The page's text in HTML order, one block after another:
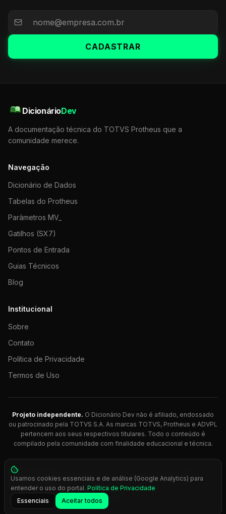
CADASTRAR
DicionárioDev
A documentação técnica do TOTVS Protheus que a
comunidade merece.
Navegação
Dicionário de Dados
Tabelas do Protheus
Parâmetros MV_
Gatilhos (SX7)
Pontos de Entrada
Guias Técnicos
Blog
Institucional
Sobre
Contato
Política de Privacidade
Termos de Uso
Projeto independente. O Dicionário Dev não é afiliado, endossado
ou patrocinado pela TOTVS S.A. As marcas TOTVS, Protheus e ADVPL
pertencem aos seus respectivos titulares. Todo o conteúdo é
compilado pela comunidade com finalidade educacional e técnica.
© 2026 Dicionário Dev. Feito com 💚 para desenvolvedores
Protheus.
Press Ctrl+K
Usamos cookies essenciais e de análise (Google Analytics) para
entender o uso do portal. Política de Privacidade
Essenciais
Aceitar todos